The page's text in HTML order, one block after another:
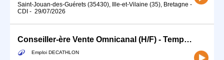
Saint-Jouan-des-Guérets (35430), Ille-et-Vilaine (35), Bretagne -
CDI - 29/07/2026
Conseiller-ère Vente Omnicanal (H/F) - Temps partiel - Rayon Sport d'Eau
Emploi DECATHLON